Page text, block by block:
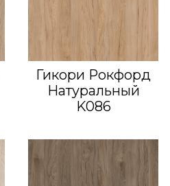
Гикори Рокфорд
Натуральный
K086